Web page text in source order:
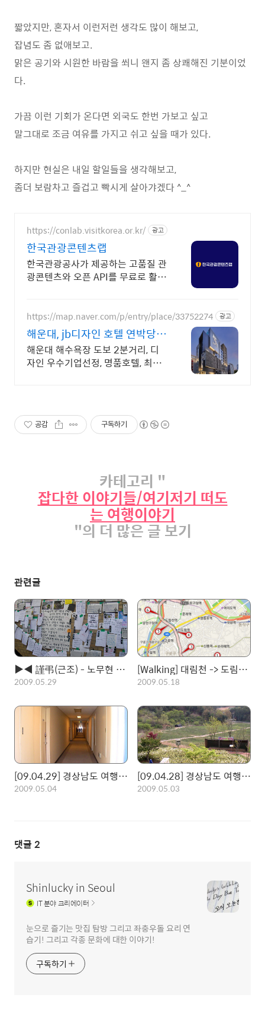
짧았지만, 혼자서 이런저런 생각도 많이 해보고,
잡념도 좀 없애보고.
맑은 공기와 시원한 바람을 쐬니 왠지 좀 상쾌해진 기분이었
다.
가끔 이런 기회가 온다면 외국도 한번 가보고 싶고
말그대로 조금 여유를 가지고 쉬고 싶을 때가 있다.
하지만 현실은 내일 할일들을 생각해보고,
좀더 보람차고 즐겁고 빡시게 살아갸겠다 ^_^
https://conlab.visitkorea.or.kr/ 광고
한국관광콘텐츠랩
한국관광공사가 제공하는 고품질 관
광콘텐츠와 오픈 API를 무료로 활용
https://map.naver.com/p/entry/place/33752274 광고
해운대, jb디자인 호텔 연박당 1
만원 할인
해운대 해수욕장 도보 2분거리, 디
자인 우수기업선정, 명품호텔, 최우
공감 구독하기
카테고리 "
잡다한 이야기들/여기저기 떠도
는 여행이야기
"의 더 많은 글 보기
관련글
▶◀ 謹弔(근조) - 노무현 전 대통령 서거. 덕수궁 분향소, 서울역 분향소에 다녀와서..
2009.05.29
[Walking] 대림천 -> 도림천 -> 안양천 in Seoul
2009.05.18
[09.04.29] 경상남도 여행 2일차
2009.05.04
[09.04.28] 경상남도 여행 1일차
2009.05.03
댓글 2
Shinlucky in Seoul
IT분야 크리에이터
눈으로 즐기는 맛집 탐방 그리고 좌충우돌 요리 연
습기! 그리고 각종 문화에 대한 이야기!
구독하기